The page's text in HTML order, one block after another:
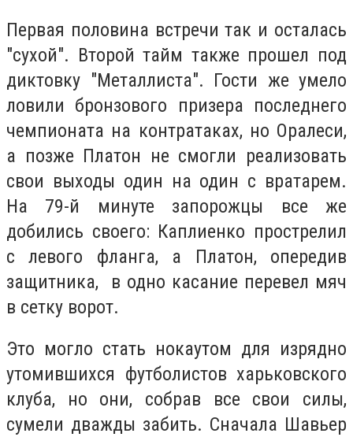
Первая половина встречи так и осталась
"сухой". Второй тайм также прошел под
диктовку "Металлиста". Гости же умело
ловили бронзового призера последнего
чемпионата на контратаках, но Оралеси,
а позже Платон не смогли реализовать
свои выходы один на один с вратарем.
На 79-й минуте запорожцы все же
добились своего: Каплиенко прострелил
с левого фланга, а Платон, опередив
защитника, в одно касание перевел мяч
в сетку ворот.
Это могло стать нокаутом для изрядно
утомившихся футболистов харьковского
клуба, но они, собрав все свои силы,
сумели дважды забить. Сначала Шавьер